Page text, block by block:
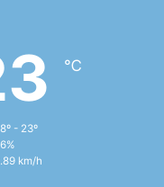
℃
- 23º
km/h